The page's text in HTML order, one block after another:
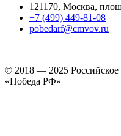
121170, Москва,
+7 (499) 449-81-08
pobedarf@cmvov.ru
© 2018 — 2025 Российское
«Победа РФ»